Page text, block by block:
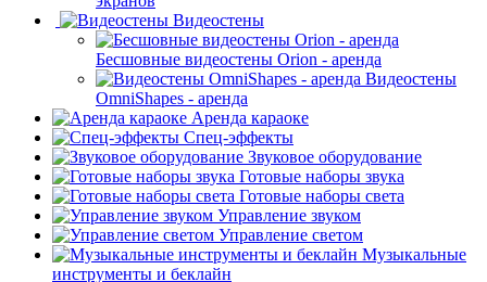
Видеостены
Бесшовные видеостены Orion - аренда
Видеостены
OmniShapes - аренда
Аренда караоке
Спец-эффекты
Звуковое оборудование
Готовые наборы звука
Готовые наборы света
Управление звуком
Управление светом
Музыкальные
инструменты и беклайн